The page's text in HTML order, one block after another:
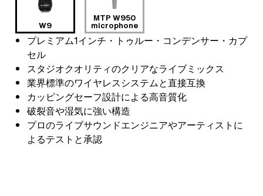
プレミアム1インチ・トゥルー・コンデンサー・カプ
セル
スタジオクオリティのクリアなライブミックス
業界標準のワイヤレスシステムと直接互換
カッピングセーフ設計による高音質化
破裂音や湿気に強い構造
プロのライブサウンドエンジニアやアーティストに
よるテストと承認
W9
MTP W950
microphone